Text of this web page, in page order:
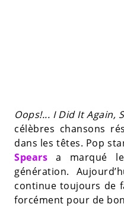
Oops!... I Did It Again,
célèbres chansons
dans les têtes. Pop
Spears a marqué
génération.
continue toujours de
forcément pour de